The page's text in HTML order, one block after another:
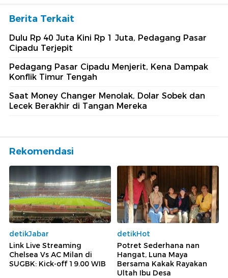
Berita Terkait
Dulu Rp 40 Juta Kini Rp 1 Juta, Pedagang Pasar
Cipadu Terjepit
Pedagang Pasar Cipadu Menjerit, Kena Dampak
Konflik Timur Tengah
Saat Money Changer Menolak, Dolar Sobek dan
Lecek Berakhir di Tangan Mereka
Rekomendasi
detikJabar
Link Live Streaming
Chelsea Vs AC Milan di
SUGBK: Kick-off 19.00 WIB
detikHot
Potret Sederhana nan
Hangat, Luna Maya
Bersama Kakak Rayakan
Ultah Ibu Desa